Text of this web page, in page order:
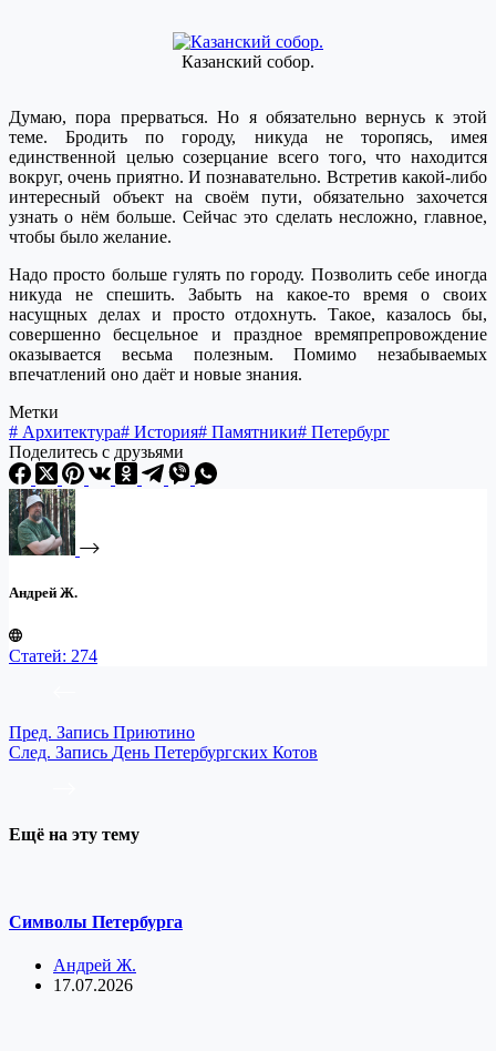
Казанский собор.
Думаю, пора прерваться. Но я обязательно вернусь к этой
теме. Бродить по городу, никуда не торопясь, имея
единственной целью созерцание всего того, что находится
вокруг, очень приятно. И познавательно. Встретив какой-либо
интересный объект на своём пути, обязательно захочется
узнать о нём больше. Сейчас это сделать несложно, главное,
чтобы было желание.
Надо просто больше гулять по городу. Позволить себе иногда
никуда не спешить. Забыть на какое-то время о своих
насущных делах и просто отдохнуть. Такое, казалось бы,
совершенно бесцельное и праздное времяпрепровождение
оказывается весьма полезным. Помимо незабываемых
впечатлений оно даёт и новые знания.
Метки
# Архитектура# История# Памятники# Петербург
Поделитесь с друзьями
Андрей Ж.
Статей: 274
Пред. Запись Приютино
След. Запись День Петербургских Котов
Ещё на эту тему
Символы Петербурга
Андрей Ж.
17.07.2026